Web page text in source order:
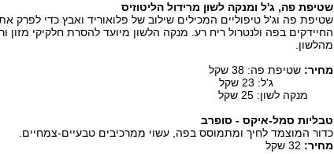
שטיפת פה, ג'ל ומנקה לשון מרידול הליטוזיס
שטיפת פה וג'ל טיפוליים המכילים שילוב של פלואוריד ואבץ כדי לפרק
החיידקים בפה ולנטרול ריח רע. מנקה הלשון מיועד להסרת חלקיקי מזון
מהלשון.
מחיר: שטיפת פה: 38 שקל
ג'ל: 23 שקל
מנקה לשון: 25 שקל
טבליות סמל-איקס - סופרב
כדור המוצמד לחיך ומתמוסס בפה, עשוי ממרכיבים טבעיים-צמחיים.
מחיר: